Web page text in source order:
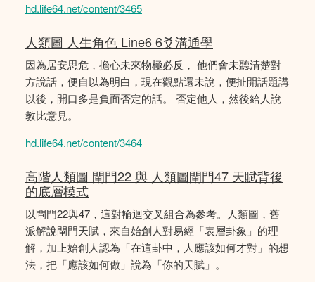
hd.life64.net/content/3465
人類圖 人生角色 Line6 6爻溝通學
因為居安思危，擔心未來物極必反， 他們會未聽清楚對
方說話，便自以為明白，現在觀點還未說，便扯開話題講
以後，開口多是負面否定的話。 否定他人，然後給人說
教比意見。
hd.life64.net/content/3464
高階人類圖 閘門22 與 人類圖閘門47 天賦背後
的底層模式
以閘門22與47，這對輪迴交叉組合為參考。人類圖，舊
派解說閘門天賦，來自始創人對易經「表層卦象」的理
解，加上始創人認為「在這卦中，人應該如何才對」的想
法，把「應該如何做」說為「你的天賦」。